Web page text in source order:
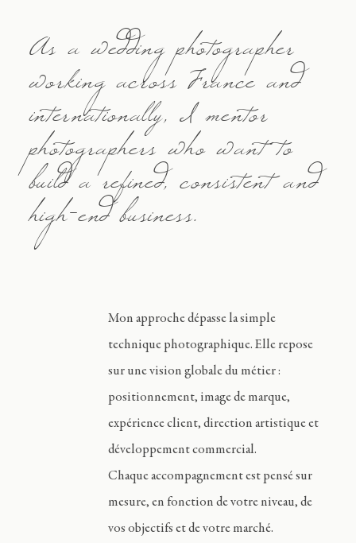
As a wedding photographer
working across France and
internationally, I mentor
photographers who want to
build a refined, consistent and
high-end business.
Mon approche dépasse la simple
technique photographique. Elle repose
sur une vision globale du métier :
positionnement, image de marque,
expérience client, direction artistique et
développement commercial.
Chaque accompagnement est pensé sur
mesure, en fonction de votre niveau, de
vos objectifs et de votre marché.